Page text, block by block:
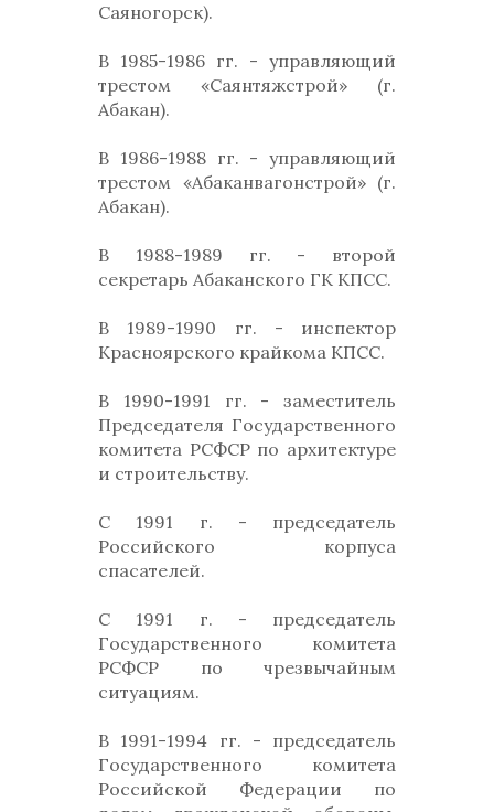
Саяногорск).
В 1985-1986 гг. - управляющий
трестом «Саянтяжстрой» (г.
Абакан).
В 1986-1988 гг. - управляющий
трестом «Абаканвагонстрой» (г.
Абакан).
В 1988-1989 гг. - второй
секретарь Абаканского ГК КПСС.
В 1989-1990 гг. - инспектор
Красноярского крайкома КПСС.
В 1990-1991 гг. - заместитель
Председателя Государственного
комитета РСФСР по архитектуре
и строительству.
С 1991 г. - председатель
Российского корпуса
спасателей.
С 1991 г. - председатель
Государственного комитета
РСФСР по чрезвычайным
ситуациям.
В 1991-1994 гг. - председатель
Государственного комитета
Российской Федерации по